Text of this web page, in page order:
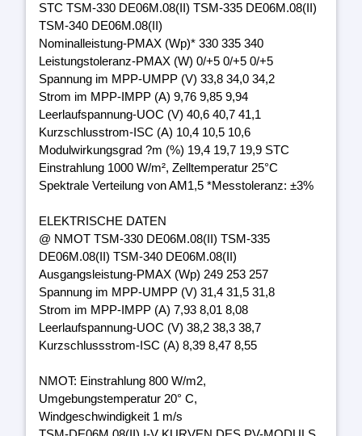
STC TSM-330 DE06M.08(II) TSM-335 DE06M.08(II)
TSM-340 DE06M.08(II)
Nominalleistung-PMAX (Wp)* 330 335 340
Leistungstoleranz-PMAX (W) 0/+5 0/+5 0/+5
Spannung im MPP-UMPP (V) 33,8 34,0 34,2
Strom im MPP-IMPP (A) 9,76 9,85 9,94
Leerlaufspannung-UOC (V) 40,6 40,7 41,1
Kurzschlusstrom-ISC (A) 10,4 10,5 10,6
Modulwirkungsgrad ?m (%) 19,4 19,7 19,9 STC
Einstrahlung 1000 W/m², Zelltemperatur 25°C
Spektrale Verteilung von AM1,5 *Messtoleranz: ±3%
ELEKTRISCHE DATEN
@ NMOT TSM-330 DE06M.08(II) TSM-335
DE06M.08(II) TSM-340 DE06M.08(II)
Ausgangsleistung-PMAX (Wp) 249 253 257
Spannung im MPP-UMPP (V) 31,4 31,5 31,8
Strom im MPP-IMPP (A) 7,93 8,01 8,08
Leerlaufspannung-UOC (V) 38,2 38,3 38,7
Kurzschlussstrom-ISC (A) 8,39 8,47 8,55
NMOT: Einstrahlung 800 W/m2,
Umgebungstemperatur 20° C,
Windgeschwindigkeit 1 m/s